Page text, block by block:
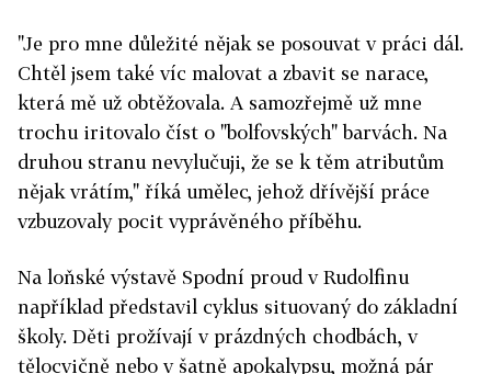
"Je pro mne důležité nějak se posouvat v práci dál.
Chtěl jsem také víc malovat a zbavit se narace,
která mě už obtěžovala. A samozřejmě už mne
trochu iritovalo číst o "bolfovských" barvách. Na
druhou stranu nevylučuji, že se k těm atributům
nějak vrátím," říká umělec, jehož dřívější práce
vzbuzovaly pocit vyprávěného příběhu.
Na loňské výstavě Spodní proud v Rudolfinu
například představil cyklus situovaný do základní
školy. Děti prožívají v prázdných chodbách, v
tělocvičně nebo v šatně apokalypsu, možná pár